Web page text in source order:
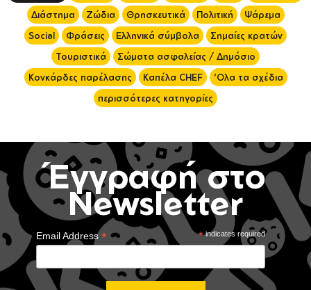
Διάστημα
Ζώδια Θρησκευτικά Πολιτική
Ψάρεμα
Social
Φράσεις Ελληνικά σύμβολα
Σημαίες κρατών
Τουριστικά
Σώματα ασφαλείας / Δημόσιο
Κονκάρδες παρέλασης
Καπέλα CHEF
'Ολα τα σχέδια
περισσότερες κατηγορίες
Έγγραφή στο
Newsletter
*indicates required
Email Address*